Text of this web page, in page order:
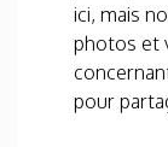
ici, mais
photos et
pour